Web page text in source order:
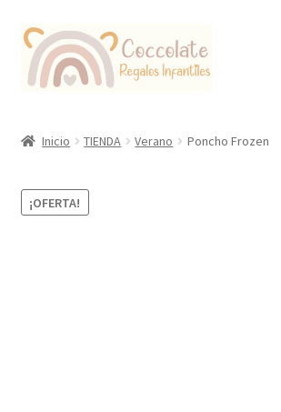
Ir
la
Ir
contenido
Inicio TIENDA Verano Poncho Frozen
¡OFERTA!